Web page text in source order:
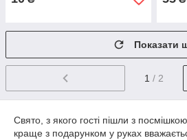
Показати
1 / 2
Свято, з якого гості пішли з
краще з подарунком у руках